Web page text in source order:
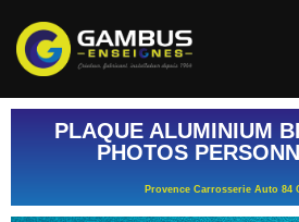
PLAQUE ALUMINIUM
PHOTOS
Provence Carrosserie Auto 84